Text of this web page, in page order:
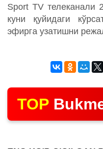
Sport TV телеканали
куни қуйидаги
эфирга узатишни
TOP